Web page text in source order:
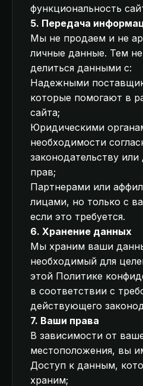
функциональность
5. Передача
Мы не продаем и не
личные данные. Тем
делиться данными с:
Надежными
которые помогают в
сайта;
Юридическими
необходимости
законодательству
прав;
Партнерами или
лицами, но только с
если это требуется.
6. Хранение данных
Мы храним ваши
необходимый для
этой Политике
в соответствии с
действующего
7. Ваши права
В зависимости от
местоположения, вы
Доступ к данным,
храним;